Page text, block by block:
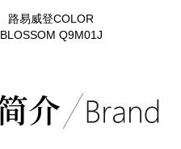
路易威登COLOR
BLOSSOM Q9M01J